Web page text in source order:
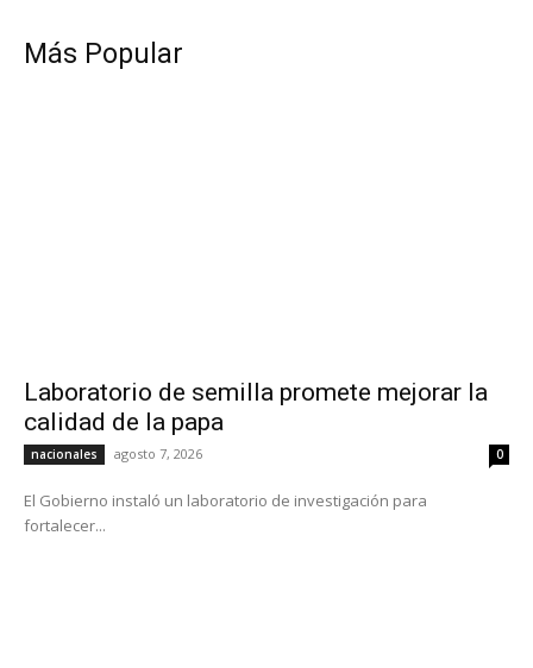
Más Popular
Laboratorio de semilla promete mejorar la
calidad de la papa
nacionales agosto 7, 2026 0
El Gobierno instaló un laboratorio de investigación para
fortalecer...